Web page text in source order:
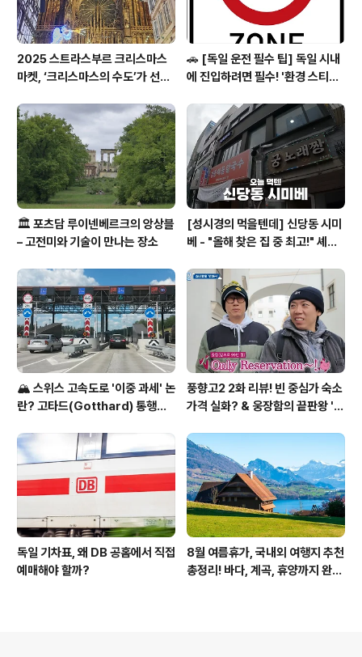
2025 스트라스부르 크리스마스
마켓, ‘크리스마스의 수도’가 선사
🚗 [독일 운전 필수 팁] 독일 시내
에 진입하려면 필수! '환경 스티커
🏛️ 포츠담 루이넨베르크의 앙상블
– 고전미와 기술이 만나는 장소
[성시경의 먹을텐데] 신당동 시미
베 - "올해 찾은 집 중 최고!" 셰프
🏔️ 스위스 고속도로 '이중 과세' 논
란? 고타드(Gotthard) 통행료
풍향고2 2화 리뷰! 빈 중심가 숙소
가격 실화? & 웅장함의 끝판왕 '슈
독일 기차표, 왜 DB 공홈에서 직접
예매해야 할까?
8월 여름휴가, 국내외 여행지 추천
총정리! 바다, 계곡, 휴양까지 완벽